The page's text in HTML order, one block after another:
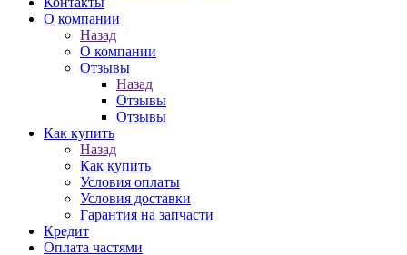
О компании
Назад
О компании
Отзывы
Назад
Отзывы
Отзывы
Как купить
Назад
Как купить
Условия оплаты
Условия доставки
Гарантия на запчасти
Кредит
Оплата частями